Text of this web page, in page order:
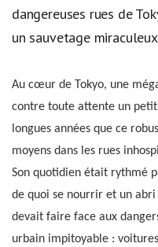
dangereuses rues de
un sauvetage
Au cœur de Tokyo, une
contre toute attente un
longues années que ce
moyens dans les rues
Son quotidien était rythmé
de quoi se nourrir et un
devait faire face aux
urbain impitoyable :